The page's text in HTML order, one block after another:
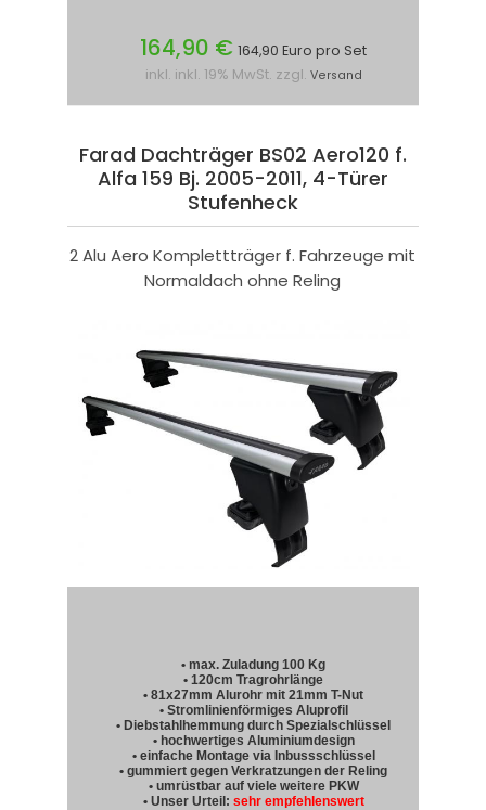
164,90 € 164,90 Euro pro Set
inkl. inkl. 19% MwSt. zzgl. Versand
Farad Dachträger BS02 Aero120 f.
Alfa 159 Bj. 2005-2011, 4-Türer
Stufenheck
2 Alu Aero Komplettträger f. Fahrzeuge mit
Normaldach ohne Reling
• max. Zuladung 100 Kg
• 120cm Tragrohrlänge
• 81x27mm Alurohr mit 21mm T-Nut
• Stromlinienförmiges Aluprofil
• Diebstahlhemmung durch Spezialschlüssel
• hochwertiges Aluminiumdesign
• einfache Montage via Inbussschlüssel
• gummiert gegen Verkratzungen der Reling
• umrüstbar auf viele weitere PKW
• Unser Urteil: sehr empfehlenswert